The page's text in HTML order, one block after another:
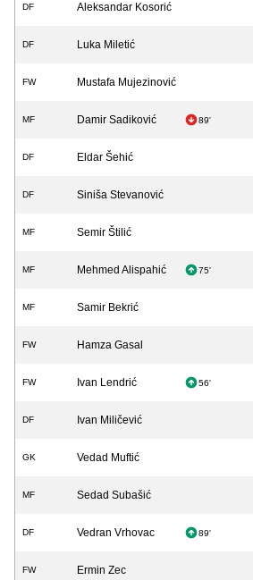
DF Aleksandar Kosorić
DF Luka Miletić
FW Mustafa Mujezinović
MF Damir Sadiković 89'
DF Eldar Šehić
DF Siniša Stevanović
MF Semir Štilić
MF Mehmed Alispahić 75'
MF Samir Bekrić
FW Hamza Gasal
FW Ivan Lendrić 56'
DF Ivan Miličević
GK Vedad Muftić
MF Sedad Subašić
DF Vedran Vrhovac 89'
FW Ermin Zec